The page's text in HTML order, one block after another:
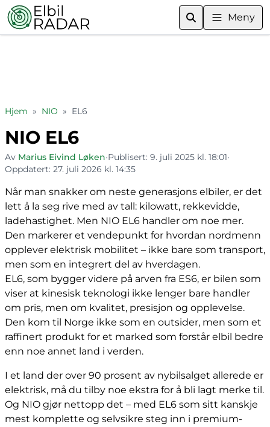
Meny
Hjem » NIO » EL6
NIO EL6
Av Marius Eivind Løken•Publisert: 9. juli 2025 kl. 18:01•
Oppdatert: 27. juli 2026 kl. 14:35
Når man snakker om neste generasjons elbiler, er det
lett å la seg rive med av tall: kilowatt, rekkevidde,
ladehastighet. Men NIO EL6 handler om noe mer.
Den markerer et vendepunkt for hvordan nordmenn
opplever elektrisk mobilitet – ikke bare som transport,
men som en integrert del av hverdagen.
EL6, som bygger videre på arven fra ES6, er bilen som
viser at kinesisk teknologi ikke lenger bare handler
om pris, men om kvalitet, presisjon og opplevelse.
Den kom til Norge ikke som en outsider, men som et
raffinert produkt for et marked som forstår elbil bedre
enn noe annet land i verden.
I et land der over 90 prosent av nybilsalget allerede er
elektrisk, må du tilby noe ekstra for å bli lagt merke til.
Og NIO gjør nettopp det – med EL6 som sitt kanskje
mest komplette og selvsikre steg inn i premium-